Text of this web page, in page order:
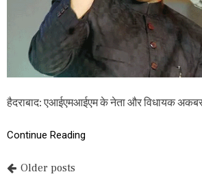
ब
सा
ओ
औ
ल
हैदराबाद: एआईएमआईएम के नेता और विधायक
Continue Reading
P Older posts